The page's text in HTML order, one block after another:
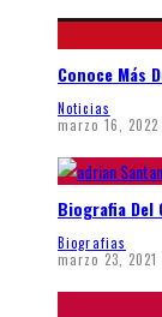
Conoce Más
Noticias
marzo 16, 2022
Biografia Del
Biografias
marzo 23, 2021